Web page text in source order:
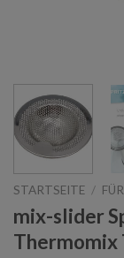
STARTSEITE /
mix-slider